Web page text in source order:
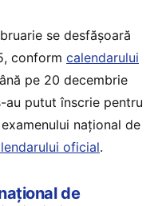
se desfășoară
conform calendarului
pe 20 decembrie
au putut înscrie pentru
național de
oficial.
de